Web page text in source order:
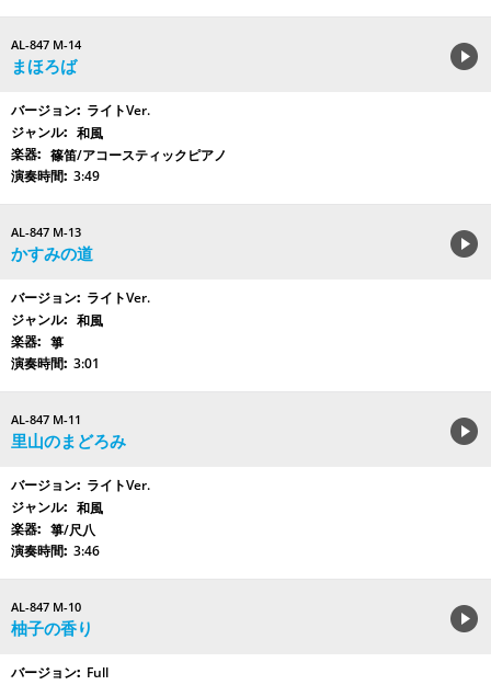
AL-847 M-14
まほろば
ライトVer.
和風
篠笛/アコースティックピアノ
3:49
AL-847 M-13
かすみの道
ライトVer.
和風
箏
3:01
AL-847 M-11
里山のまどろみ
ライトVer.
和風
箏/尺八
3:46
AL-847 M-10
柚子の香り
Full